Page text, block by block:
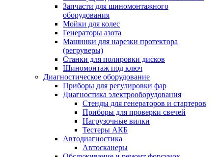
Запчасти для шиномонтажного
оборудования
Мойки для колес
Генераторы азота
Машинки для нарезки протектора
(регруверы)
Станки для полировки дисков
Шиномонтаж под ключ
Диагностическое оборудование
Приборы для регулировки фар
Диагностика электрооборудования
Стенды для генераторов и стартеров
Приборы для проверки свечей
Нагрузочные вилки
Тестеры АКБ
Автодиагностика
Автосканеры